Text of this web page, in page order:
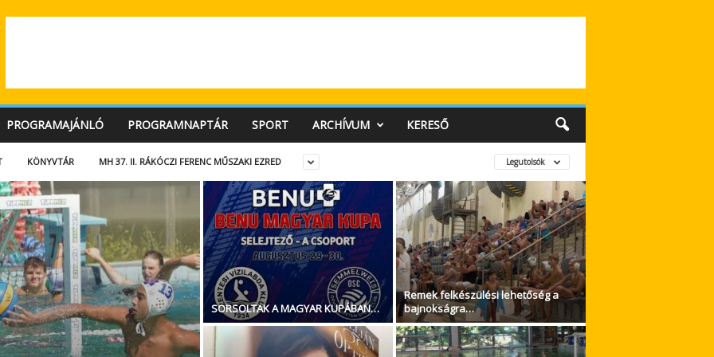
PROGRAMAJÁNLÓ PROGRAMNAPTÁR SPORT ARCHÍVUM KERESŐ
KÖNYVTÁR MH 37. II. RÁKÓCZI FERENC MŰSZAKI EZRED Legutolsók
SORSOLTAK A MAGYAR KUPÁBAN…
Remek felkészülési lehetőség a
bajnokságra…